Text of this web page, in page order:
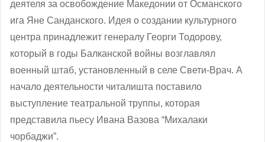
деятеля за освобождение Македонии от Османского
ига Яне Санданского. Идея о создании культурного
центра принадлежит генералу Георги Тодорову,
который в годы Балканской войны возглавлял
военный штаб, установленный в селе Свети-Врач. А
начало деятельности читалишта поставило
выступление театральной труппы, которая
представила пьесу Ивана Вазова “Михалаки
чорбаджи”.